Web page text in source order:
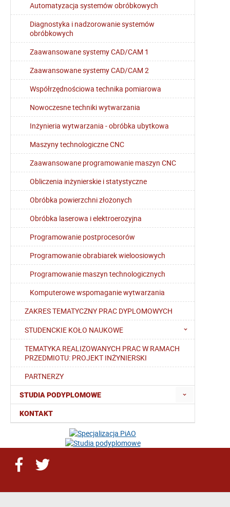
Automatyzacja systemów obróbkowych
Diagnostyka i nadzorowanie systemów
obróbkowych
Zaawansowane systemy CAD/CAM 1
Zaawansowane systemy CAD/CAM 2
Współrzędnościowa technika pomiarowa
Nowoczesne techniki wytwarzania
Inżynieria wytwarzania - obróbka ubytkowa
Maszyny technologiczne CNC
Zaawansowane programowanie maszyn CNC
Obliczenia inżynierskie i statystyczne
Obróbka powierzchni złożonych
Obróbka laserowa i elektroerozyjna
Programowanie postprocesorów
Programowanie obrabiarek wieloosiowych
Programowanie maszyn technologicznych
Komputerowe wspomaganie wytwarzania
ZAKRES TEMATYCZNY PRAC DYPLOMOWYCH
STUDENCKIE KOŁO NAUKOWE
TEMATYKA REALIZOWANYCH PRAC W RAMACH
PRZEDMIOTU: PROJEKT INŻYNIERSKI
PARTNERZY
STUDIA PODYPLOMOWE
KONTAKT